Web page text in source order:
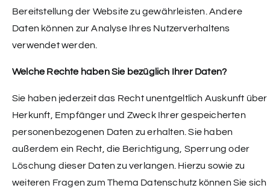
Bereitstellung der Website zu gewährleisten. Andere
Daten können zur Analyse Ihres Nutzerverhaltens
verwendet werden.
Welche Rechte haben Sie bezüglich Ihrer Daten?
Sie haben jederzeit das Recht unentgeltlich Auskunft über
Herkunft, Empfänger und Zweck Ihrer gespeicherten
personenbezogenen Daten zu erhalten. Sie haben
außerdem ein Recht, die Berichtigung, Sperrung oder
Löschung dieser Daten zu verlangen. Hierzu sowie zu
weiteren Fragen zum Thema Datenschutz können Sie sich